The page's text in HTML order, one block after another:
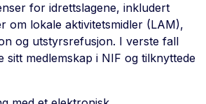
for idrettslagene, inkludert
om lokale aktivitetsmidler (LAM),
og utstyrsrefusjon. I verste fall
sitt medlemskap i NIF og tilknyttede